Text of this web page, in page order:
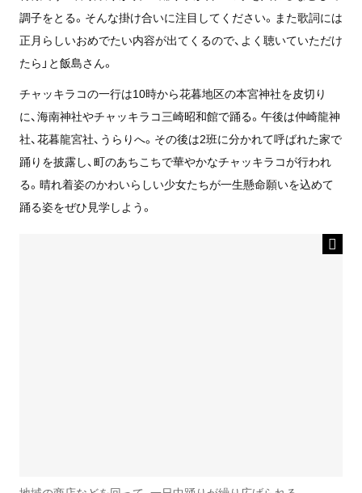
調子をとる。そんな掛け合いに注目してください。また歌詞には
正月らしいおめでたい内容が出てくるので、よく聴いていただけ
たら」と飯島さん。
チャッキラコの一行は10時から花暮地区の本宮神社を皮切り
に、海南神社やチャッキラコ三崎昭和館で踊る。午後は仲崎龍神
社、花暮龍宮社、うらりへ。その後は2班に分かれて呼ばれた家で
踊りを披露し、町のあちこちで華やかなチャッキラコが行われ
る。晴れ着姿のかわいらしい少女たちが一生懸命願いを込めて
踊る姿をぜひ見学しよう。